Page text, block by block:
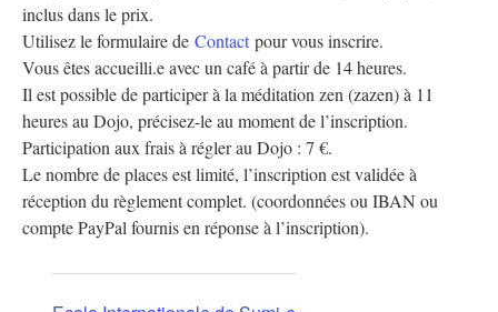
inclus dans le prix.
Utilisez le formulaire de Contactpour vous inscrire.
Vous êtes accueilli.e avec un café à partir de 14 heures.
Il est possible de participer à la méditation zen (zazen) à 11
heures au Dojo, précisez-le au moment de l’inscription.
Participation aux frais à régler au Dojo : 7 €.
Le nombre de places est limité, l’inscription est validée à
réception du règlement complet. (coordonnées ou IBAN ou
compte PayPal fournis en réponse à l’inscription).